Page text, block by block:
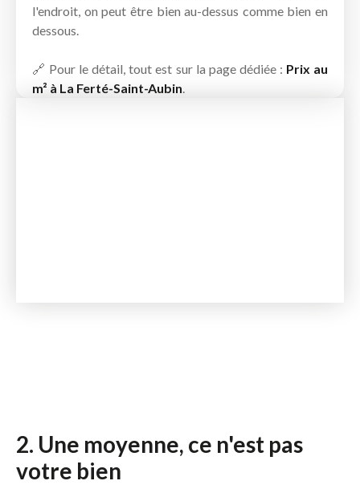
l'endroit, on peut être bien au-dessus comme bien en
dessous.
🔗 Pour le détail, tout est sur la page dédiée : Prix au
m² à La Ferté-Saint-Aubin.
2. Une moyenne, ce n'est pas
votre bien